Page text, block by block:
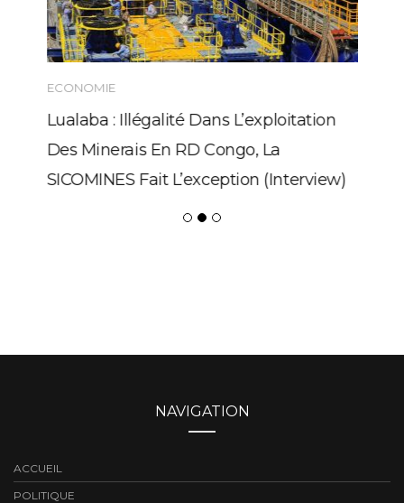
ECONOMIE
Lualaba : Illégalité Dans L’exploitation
Des Minerais En RD Congo, La
SICOMINES Fait L’exception (Interview)
NAVIGATION
ACCUEIL
POLITIQUE